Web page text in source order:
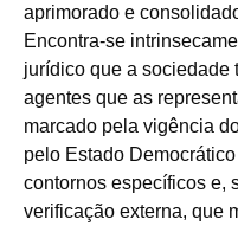
aprimorado e
Encontra-se
jurídico que a sociedade
agentes que as
marcado pela vigência
pelo Estado
contornos específicos e,
verificação externa, que